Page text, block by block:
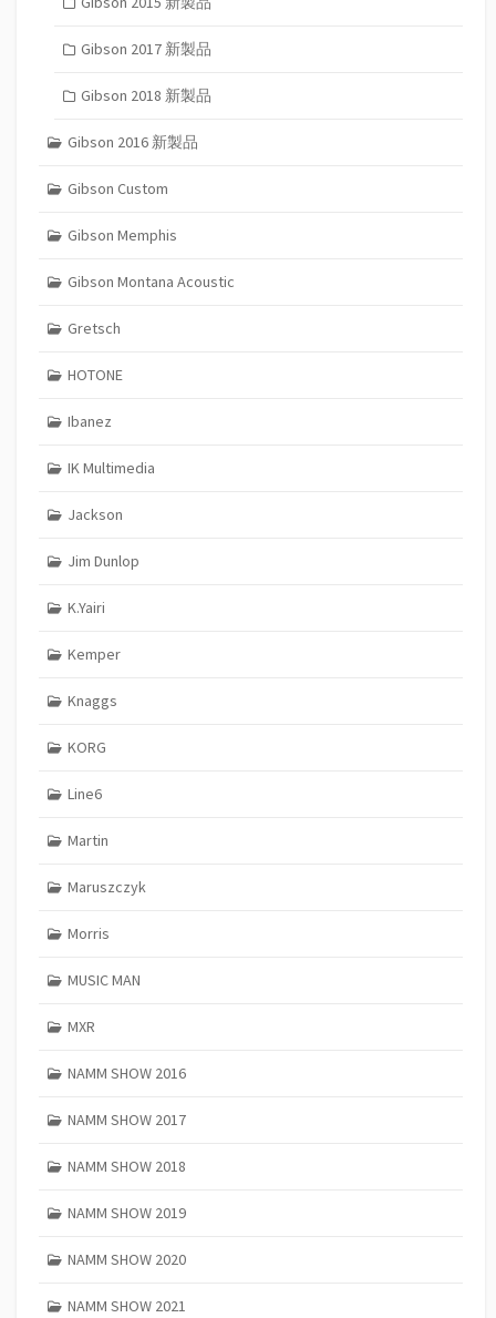
Gibson 2017 新製品
Gibson 2018 新製品
Gibson 2016 新製品
Gibson Custom
Gibson Memphis
Gibson Montana Acoustic
Gretsch
HOTONE
Ibanez
IK Multimedia
Jackson
Jim Dunlop
K.Yairi
Kemper
Knaggs
KORG
Line6
Martin
Maruszczyk
Morris
MUSIC MAN
MXR
NAMM SHOW 2016
NAMM SHOW 2017
NAMM SHOW 2018
NAMM SHOW 2019
NAMM SHOW 2020
NAMM SHOW 2021